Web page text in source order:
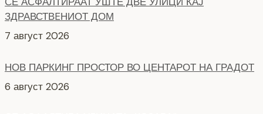
НОВ ПАРКИНГ ПРОСТОР ВО ЦЕНТАРОТ НА ГРАДОТ